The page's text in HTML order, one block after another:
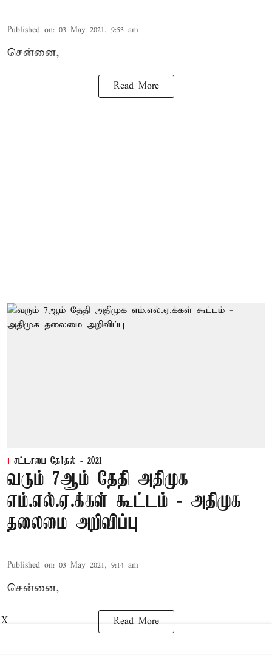
Published on: 03 May 2021, 9:53 am
சென்னை,
Read More
சட்டசபை தேர்தல் - 2021
வரும் 7ஆம் தேதி அதிமுக
எம்.எல்.ஏ.க்கள் கூட்டம் - அதிமுக
தலைமை அறிவிப்பு
Published on: 03 May 2021, 9:14 am
சென்னை,
Read More
X